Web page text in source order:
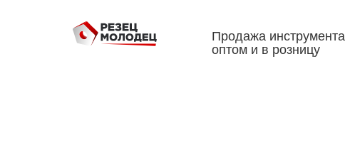
Продажа инструмента
оптом и в розницу